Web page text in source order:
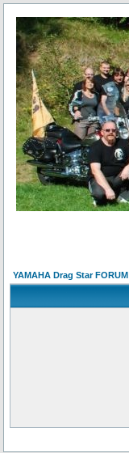
YAMAHA Drag Star FORUM